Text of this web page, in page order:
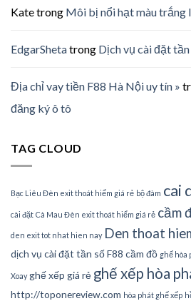
Katetrong Môi bị nổi hạt màu trắng
EdgarShetatrong Dịch vụ cài đặt
Địa chỉ vay tiền F88 Hà Nội uy tín »
đăng ký ô tô
TAG CLOUD
Bạc Liêu Đèn exit thoát hiểm giá rẻ bộ đàm cai
cài đặt Cà Mau Đèn exit thoát hiểm giá rẻ cầm
den exit tot nhat hien nay Den thoat
dịch vụ cài đặt tần sốF88 cầm đồ ghế hòa
Xoay ghế xếp giá rẻ ghế xếp hòa
http://toponereview.com hòa phát ghế xếp